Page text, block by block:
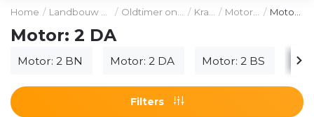
Home / / / / Motordelen /
Motor: 2 DA
Motor: 2 BN Motor: 2 DA Motor: 2 BS
Filters